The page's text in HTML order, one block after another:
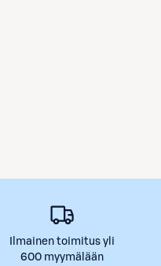
Ilmainen toimitus yli
600 myymälään